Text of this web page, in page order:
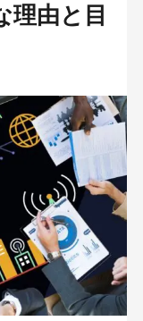
入経路がわか
の行動がわかる
ージョンして
ト
する
理由と目